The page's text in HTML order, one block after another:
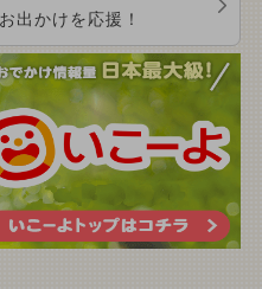
出かけを応援！